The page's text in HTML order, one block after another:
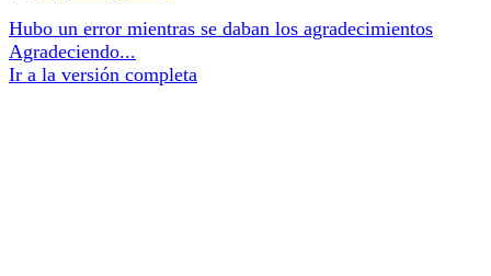
Hubo un error mientras se daban los agradecimientos
Agradeciendo...
Ir a la versión completa